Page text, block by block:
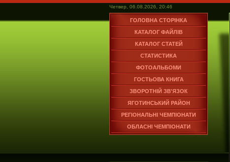
Четвер, 06.08.2026, 20:46
ГОЛОВНА СТОРІНКА
КАТАЛОГ ФАЙЛІВ
КАТАЛОГ СТАТЕЙ
СТАТИСТИКА
ФОТОАЛЬБОМИ
ГОСТЬОВА КНИГА
ЗВОРОТНІЙ ЗВ'ЯЗОК
ЯГОТИНСЬКИЙ РАЙОН
РЕГІОНАЛЬНІ ЧЕМПІОНАТИ
ОБЛАСНІ ЧЕМПІОНАТИ